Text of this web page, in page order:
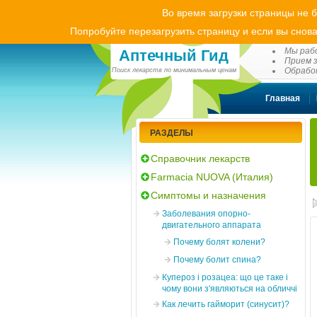
Аптечный Гид
Поиск лекарств по минимальным ценам
Во время загрузки страницы
Попробуйте перезагрузить страницу и если вы
Мы
Прием
Главная
РАЗДЕЛЫ
Справочник лекарств
Farmacia NUOVA (Италия)
Симптомы и назначения
Заболевания опорно-
двигательного аппарата
Почему болят колени?
Почему болит спина?
Купероз і розацеа: що це таке і
чому вони з'являються на обличчі
Как лечить гайморит (синусит)?